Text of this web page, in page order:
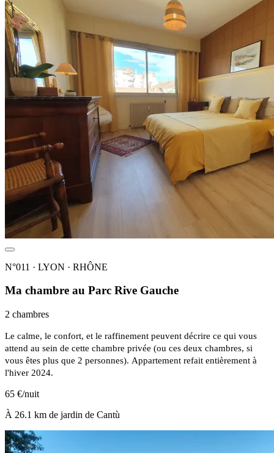
N°011 · LYON · RHÔNE
Ma chambre au Parc Rive Gauche
2 chambres
Le calme, le confort, et le raffinement peuvent décrire ce qui vous
attend au sein de cette chambre privée (ou ces deux chambres, si
vous êtes plus que 2 personnes). Appartement refait entièrement à
l'hiver 2024.
65 €/nuit
À 26.1 km de jardin de Cantù